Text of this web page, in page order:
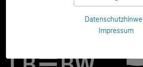
Impressum